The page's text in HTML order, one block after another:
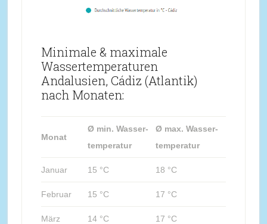
Minimale & maximale
Wassertemperaturen
Andalusien, Cádiz (Atlantik)
nach Monaten:
Monat
Ø min. Wasser-
temperatur
Ø max. Wasser-
temperatur
Januar 15 °C 18 °C
Februar 15 °C 17 °C
März 14 °C 17 °C